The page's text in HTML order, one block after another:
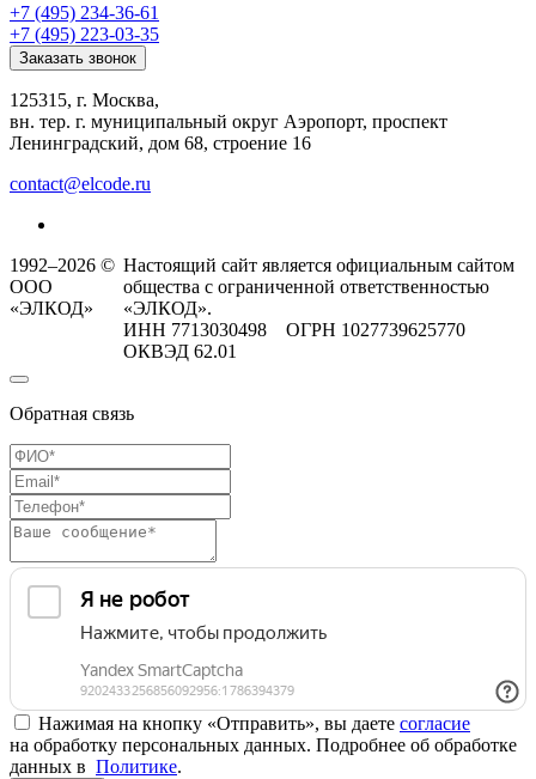
+7 (495) 234-36-61
+7 (495) 223-03-35
Заказать звонок
125315, г. Москва,
вн. тер. г. муниципальный округ Аэропорт, проспект
Ленинградский, дом 68, строение 16
contact@elcode.ru
1992–2026 ©
ООО
«ЭЛКОД»
Настоящий сайт является официальным сайтом
общества с ограниченной ответственностью
«ЭЛКОД».
ИНН 7713030498 ОГРН 1027739625770
ОКВЭД 62.01
Обратная связь
Нажимая на кнопку «Отправить», вы даете согласие
на обработку персональных данных. Подробнее об обработке
данных в Политике.